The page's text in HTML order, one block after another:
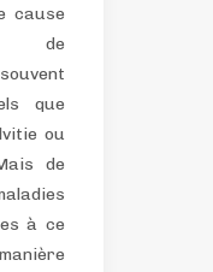
cause
de
que
ou
de
à ce